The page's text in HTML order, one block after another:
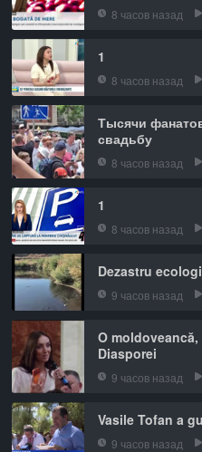
8 часов назад
1
8 часов назад
Тысячи
свадьбу
8 часов назад
1
8 часов назад
Dezastru
9 часов назад
O
Diasporei
9 часов назад
Vasile Tofan a
9 часов назад